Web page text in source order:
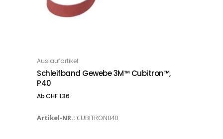
OPTIONS
Auslaufartikel
Schleifband Gewebe 3M™ Cubitron™,
P40
AbCHF1.36
Artikel-NR.: CUBITRON040